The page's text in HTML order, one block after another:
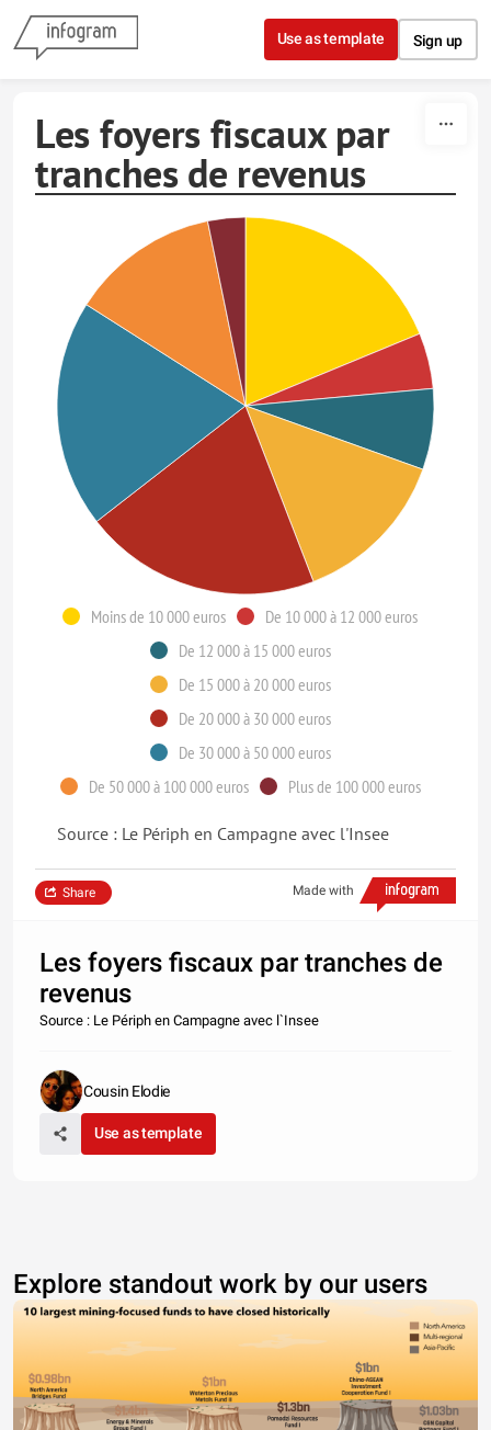
Skip to content
Use as template Sign up
Les foyers fiscaux par
tranches de revenus
Moins de 10 000 euros
De 10 000 à 12 000 euros
De 12 000 à 15 000 euros
De 15 000 à 20 000 euros
De 20 000 à 30 000 euros
De 30 000 à 50 000 euros
De 50 000 à 100 000 euros
Plus de 100 000 euros
Source : Le Périph en Campagne avec l'Insee
Made with
Share
Les foyers fiscaux par tranches de
revenus
Source : Le Périph en Campagne avec l`Insee
Cousin Elodie
Use as template
Explore standout work by our users